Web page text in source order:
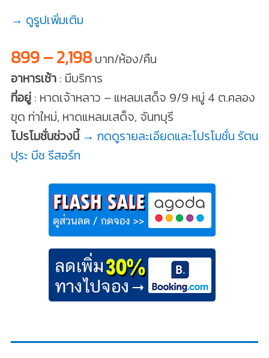
→ ดูรูปเพิ่มเติม
899 – 2,198บาท/ห้อง/คืน
อาหารเช้า: มีบริการ
ที่อยู่: หาดเจ้าหลาว – แหลมเสด็จ 9/9 หมู่ 4 ต.คลอง
ขุด ท่าใหม่, หาดแหลมเสด็จ, จันทบุรี
โปรโมชั่นช่วงนี้ → กดดูรายละเอียดและโปรโมชั่น รัตน
ปุระ บีช รีสอร์ท